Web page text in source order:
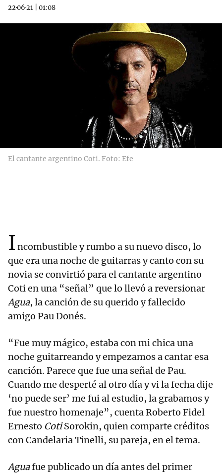
22·06·21
01:08
El cantante argentino Coti. Foto: Efe
I ncombustible y rumbo a su nuevo disco, lo
que era una noche de guitarras y canto con su
novia se convirtió para el cantante argentino
Coti en una “señal” que lo llevó a reversionar
Agua, la canción de su querido y fallecido
amigo Pau Donés.
“Fue muy mágico, estaba con mi chica una
noche guitarreando y empezamos a cantar esa
canción. Parece que fue una señal de Pau.
Cuando me desperté al otro día y vi la fecha dije
‘no puede ser’ me fui al estudio, la grabamos y
fue nuestro homenaje”, cuenta Roberto Fidel
Ernesto CotiSorokin, quien comparte créditos
con Candelaria Tinelli, su pareja, en el tema.
Aguafue publicado un día antes del primer